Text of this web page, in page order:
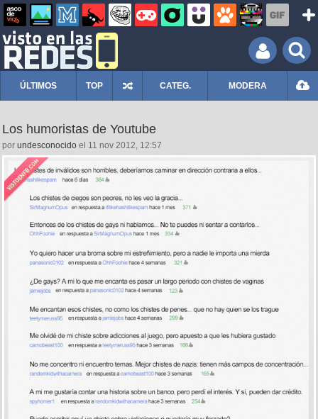
ÚLTIMOS TOP CATEG. MODERA
Los humoristas de Youtube
por undesconocido el 11 nov 2012, 12:57